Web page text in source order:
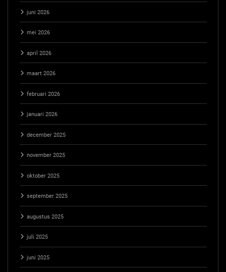
juni 2026
mei 2026
april 2026
maart 2026
februari 2026
januari 2026
december 2025
november 2025
oktober 2025
september 2025
augustus 2025
juli 2025
juni 2025